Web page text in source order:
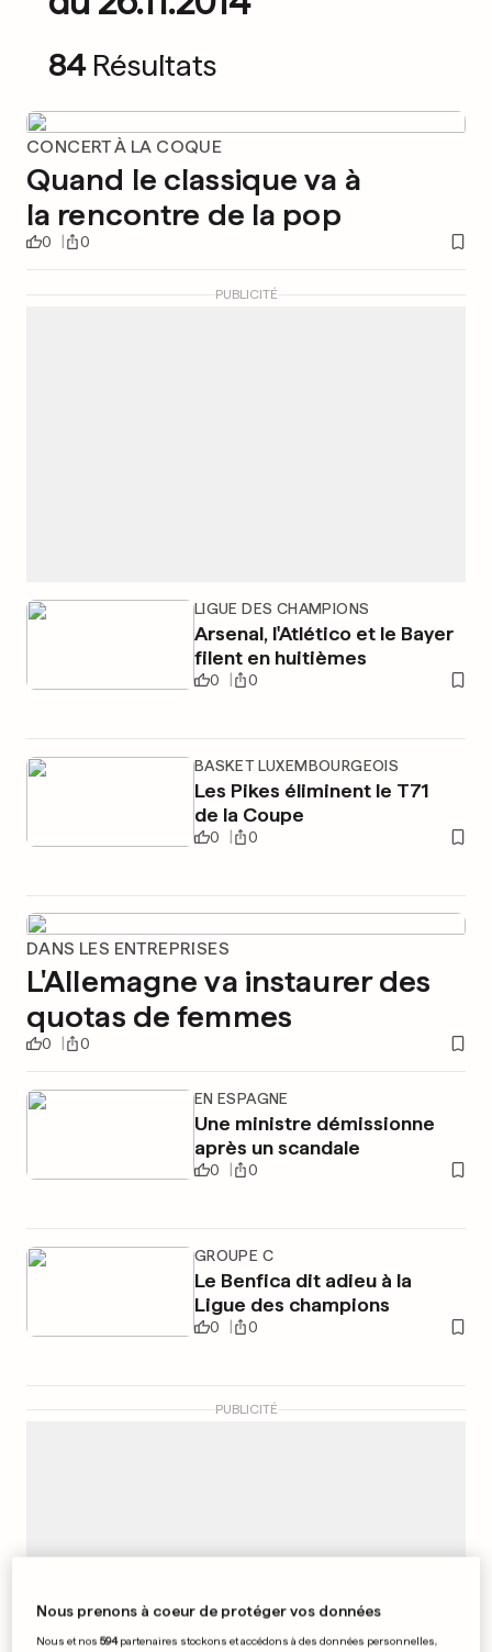
84 Résultats
CONCERT À LA COQUE
Quand le classique va à
la rencontre de la pop
0 0
LIGUE DES CHAMPIONS
Arsenal, l'Atlético et le Bayer
filent en huitièmes
0 0
BASKET LUXEMBOURGEOIS
Les Pikes éliminent le T71
de la Coupe
0 0
PUBLICITÉ
DANS LES ENTREPRISES
L'Allemagne va instaurer des
quotas de femmes
0 0
EN ESPAGNE
Une ministre démissionne
après un scandale
0 0
GROUPE C
Le Benfica dit adieu à la
Ligue des champions
0 0
PUBLICITÉ
Nous prenons à coeur de protéger vos données
Nous et nos594partenaires stockons et accédons à des données personnelles,